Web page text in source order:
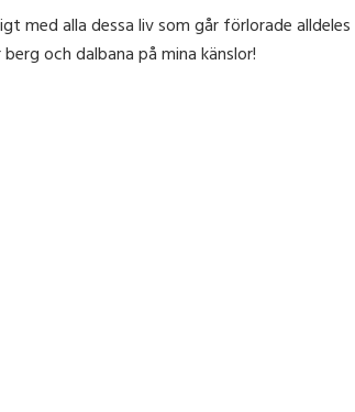
med alla dessa liv som går förlorade
och dalbana på mina känslor!